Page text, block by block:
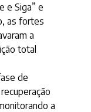
e Siga” e
as fortes
a
total
de
a